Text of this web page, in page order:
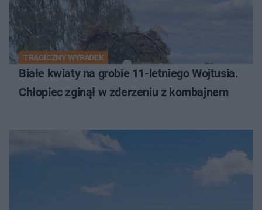
TRAGICZNY WYPADEK
Białe kwiaty na grobie 11-letniego Wojtusia.
Chłopiec zginął w zderzeniu z kombajnem